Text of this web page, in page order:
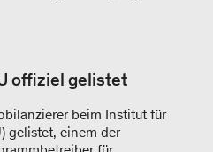
offiziel gelistet
beim Institut für
gelistet, einem der